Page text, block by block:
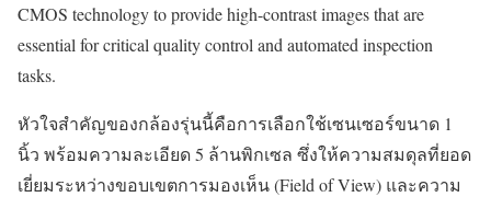
CMOS technology to provide high-contrast images that are
essential for critical quality control and automated inspection
tasks.
หัวใจสำคัญของกล้องรุ่นนี้คือการเลือกใช้เซนเซอร์ขนาด 1
นิ้ว พร้อมความละเอียด 5 ล้านพิกเซล ซึ่งให้ความสมดุลที่ยอด
เยี่ยมระหว่างขอบเขตการมองเห็น (Field of View) และความ